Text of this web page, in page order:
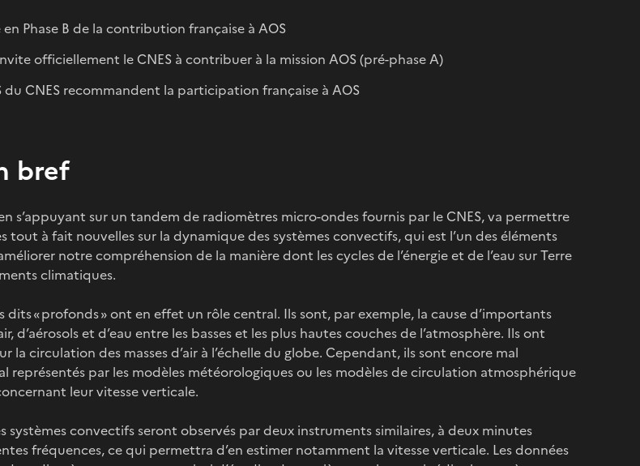
en Phase B de la contribution française à AOS
officiellement le CNES à contribuer à la mission AOS (pré-phase A)
du CNES recommandent la participation française à AOS
bref
s’appuyant sur un tandem de radiomètres micro-ondes fournis par le CNES, va permettre
tout à fait nouvelles sur la dynamique des systèmes convectifs, qui est l’un des éléments
notre compréhension de la manière dont les cycles de l’énergie et de l’eau sur Terre
climatiques.
dits « profonds » ont en effet un rôle central. Ils sont, par exemple, la cause d’importants
d’aérosols et d’eau entre les basses et les plus hautes couches de l’atmosphère. Ils ont
la circulation des masses d’air à l’échelle du globe. Cependant, ils sont encore mal
représentés par les modèles météorologiques ou les modèles de circulation atmosphérique
leur vitesse verticale.
systèmes convectifs seront observés par deux instruments similaires, à deux minutes
fréquences, ce qui permettra d’en estimer notamment la vitesse verticale. Les données